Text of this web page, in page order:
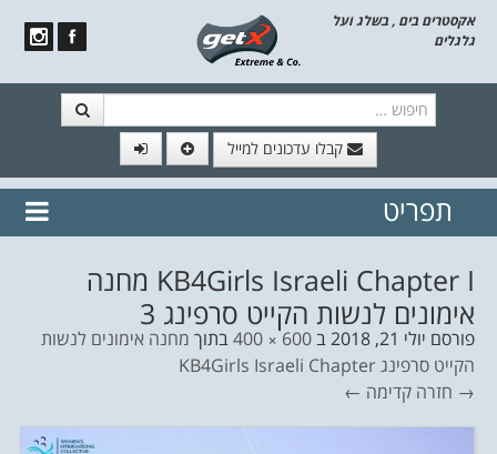
אקסטרים בים , בשלג ועל
גלגלים
קבלו עדכונים למייל
// הצטרף לרשימת תפוצה!
נשמח
תפריט
KB4Girls Israeli Chapter I מחנה
אימונים לנשות הקייט סרפינג 3
פורסם יולי 21, 2018 ב600 × 400 בתוך מחנה אימונים לנשות
הקייט סרפינג KB4Girls Israeli Chapter
→ חזרה קדימה ←